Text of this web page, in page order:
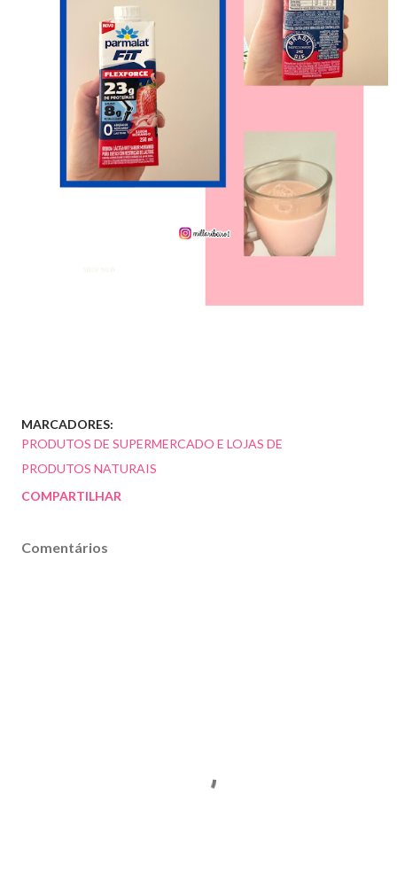
MARCADORES:
PRODUTOS DE SUPERMERCADO E LOJAS DE
PRODUTOS NATURAIS
COMPARTILHAR
Comentários